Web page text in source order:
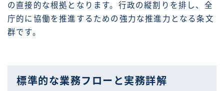
の直接的な根拠となります。行政の縦割りを排し、全
庁的に協働を推進するための強力な推進力となる条文
群です。
標準的な業務フローと実務詳解